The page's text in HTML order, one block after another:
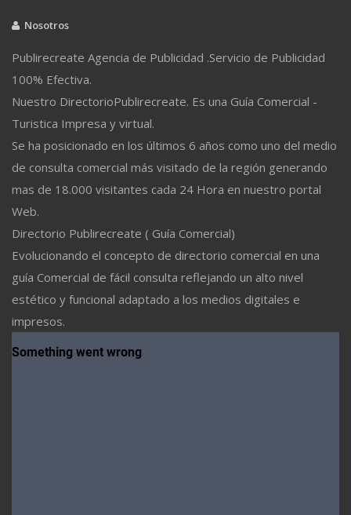
Nosotros
Publirecreate Agencia de Publicidad .Servicio de Publicidad
100% Efectiva.
Nuestro DirectorioPublirecreate. Es una Guía Comercial -
Turistica Impresa y virtual.
Se ha posicionado en los últimos 6 años como uno del medio
de consulta comercial más visitado de la región generando
mas de 18.000 visitantes cada 24 Hora en nuestro portal
Web.
Directorio Publirecreate ( Guía Comercial)
Evolucionando el concepto de directorio comercial en una
guía Comercial de fácil consulta reflejando un alto nivel
estético y funcional adaptado a los medios digitales e
impresos.